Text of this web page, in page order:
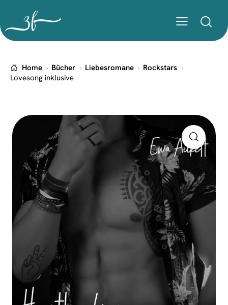
Home Bücher Liebesromane
Rockstars
Lovesong inklusive